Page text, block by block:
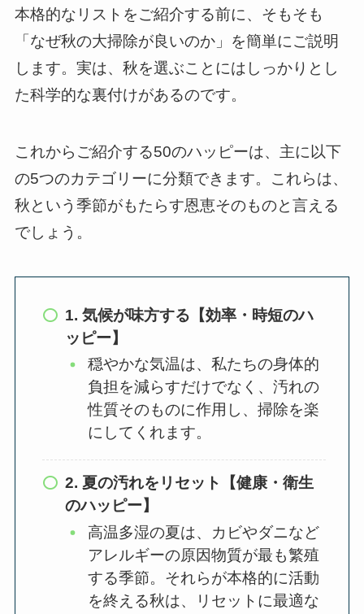
本格的なリストをご紹介する前に、そもそも
「なぜ秋の大掃除が良いのか」を簡単にご説明
します。実は、秋を選ぶことにはしっかりとし
た科学的な裏付けがあるのです。
これからご紹介する50のハッピーは、主に以下
の5つのカテゴリーに分類できます。これらは、
秋という季節がもたらす恩恵そのものと言える
でしょう。
1. 気候が味方する【効率・時短のハ
ッピー】
穏やかな気温は、私たちの身体的
負担を減らすだけでなく、汚れの
性質そのものに作用し、掃除を楽
にしてくれます。
2. 夏の汚れをリセット【健康・衛生
のハッピー】
高温多湿の夏は、カビやダニなど
アレルギーの原因物質が最も繁殖
する季節。それらが本格的に活動
を終える秋は、リセットに最適な